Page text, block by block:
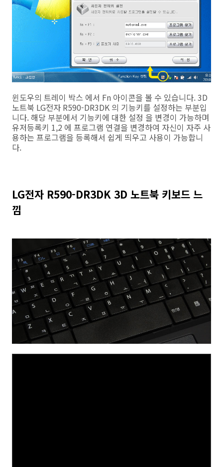
윈도우의 트레이 박스 에서 Fn 아이콘을 볼 수 있습니다. 3D
노트북 LG전자 R590-DR3DK 의 기능키를 설정하는 부분입
니다. 해당 부분에서 기능키에 대한 설정 을 변경이 가능하며
유저등록키 1,2 에 프로그램 연결을 변경하여 자신이 자주 사
용하는 프로그램을 등록해서 쉽게 띄우고 사용이 가능합니
다.
LG전자 R590-DR3DK 3D 노트북 키보드 느
낌